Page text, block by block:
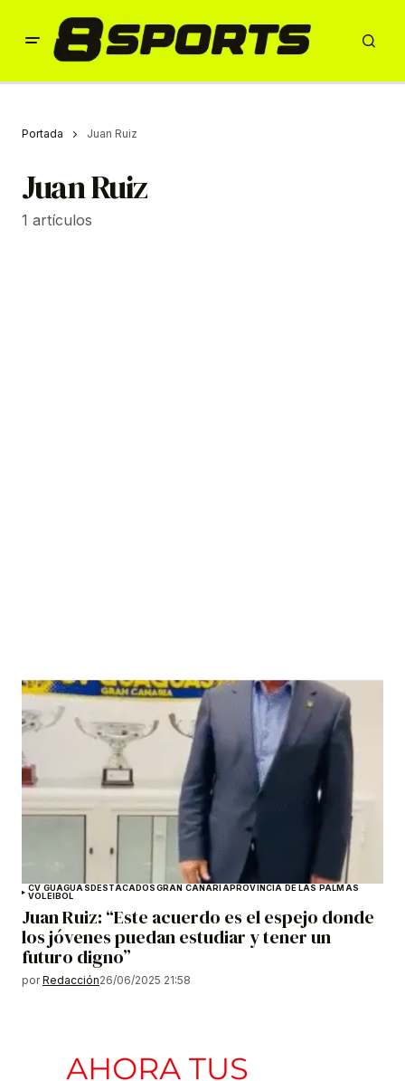
Portada Juan Ruiz
Juan Ruiz
1 artículos
CV GUAGUASDESTACADOSGRAN CANARIAPROVINCIA DE LAS PALMAS
VOLEIBOL
Juan Ruiz: “Este acuerdo es el espejo donde
los jóvenes puedan estudiar y tener un
futuro digno”
por Redacción26/06/2025 21:58